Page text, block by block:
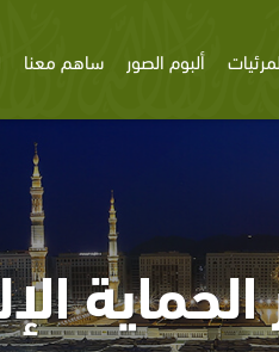
ألبوم الصور ساهم معنا